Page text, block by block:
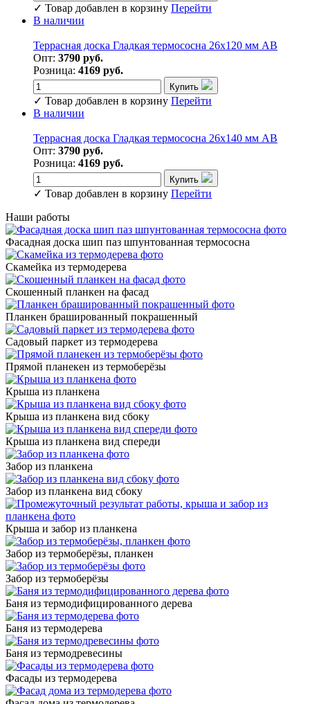
✓ Товар добавлен в корзину Перейти
В наличии
Террасная доска Гладкая термососна 26х120 мм АВ
Опт: 3790 руб.
Розница: 4169 руб.
Купить
✓ Товар добавлен в корзину Перейти
В наличии
Террасная доска Гладкая термососна 26х140 мм АВ
Опт: 3790 руб.
Розница: 4169 руб.
Купить
✓ Товар добавлен в корзину Перейти
Наши работы
Фасадная доска шип паз шпунтованная термососна
Скамейка из термодерева
Скошенный планкен на фасад
Планкен брашированный покрашенный
Садовый паркет из термодерева
Прямой планекен из термоберёзы
Крыша из планкена
Крыша из планкена вид сбоку
Крыша из планкена вид спереди
Забор из планкена
Забор из планкена вид сбоку
Крыша и забор из планкена
Забор из термоберёзы, планкен
Забор из термоберёзы
Баня из термодифицированного дерева
Баня из термодерева
Баня из термодревесины
Фасады из термодерева